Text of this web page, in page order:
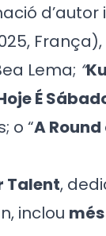
França),
Lema; “
É
o “A
Talent,
inclou